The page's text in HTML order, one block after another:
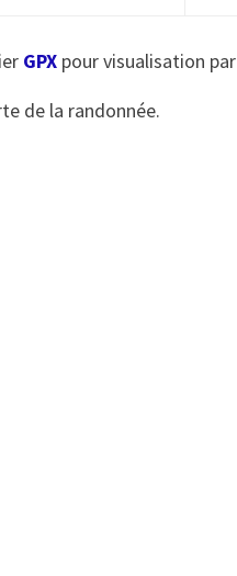
GPXpour visualisation
de la randonnée.